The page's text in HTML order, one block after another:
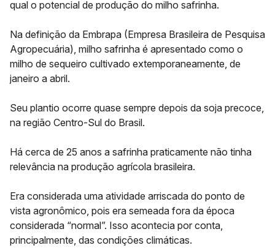
qual o potencial de produção do milho safrinha.
Na definição da Embrapa (Empresa Brasileira de Pesquisa
Agropecuária) , milho safrinha é apresentado como o
milho de sequeiro cultivado extemporaneamente, de
janeiro a abril.
Seu plantio ocorre quase sempre depois da soja precoce
na região Centro-Sul do Brasil.
Há cerca de 25 anos a safrinha praticamente não tinha
relevância na produção agrícola brasileira.
Era considerada uma atividade arriscada do ponto de
vista agronômico, pois era semeada fora da época
considerada “normal”. Isso acontecia por conta,
principalmente, das condições climáticas.